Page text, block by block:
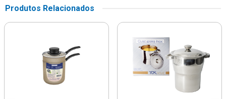
Produtos Relacionados